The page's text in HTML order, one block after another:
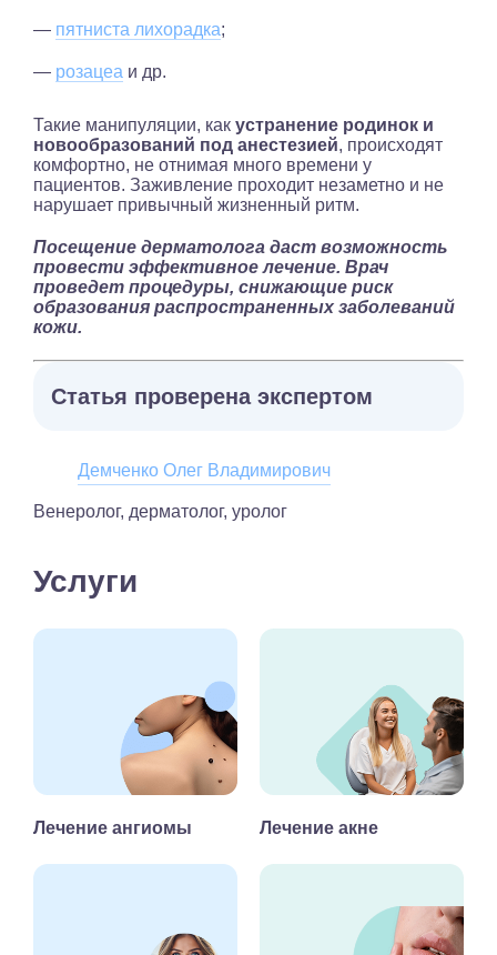
— пятниста лихорадка;
— розацеа и др.
Такие манипуляции, как устранение родинок и
новообразований под анестезией, происходят
комфортно, не отнимая много времени у
пациентов. Заживление проходит незаметно и не
нарушает привычный жизненный ритм.
Посещение дерматолога даст возможность
провести эффективное лечение. Врач
проведет процедуры, снижающие риск
образования распространенных заболеваний
кожи.
Статья проверена экспертом
Демченко Олег Владимирович
Венеролог, дерматолог, уролог
Услуги
Лечение ангиомы Лечение акне